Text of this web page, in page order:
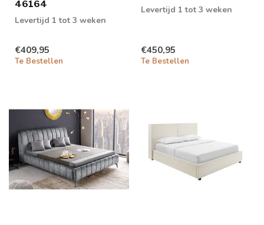
46164
Levertijd 1 tot 3 weken
€409,95
Te Bestellen
Levertijd 1 tot 3 weken
€450,95
Te Bestellen